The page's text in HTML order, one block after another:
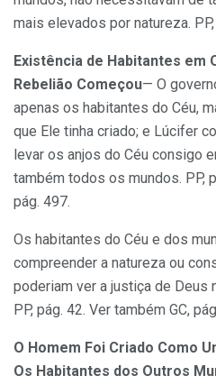
mais elevados por natureza. PP,
Existência de Habitantes em
Rebelião Começou— O
apenas os habitantes do Céu,
que Ele tinha criado; e Lúcifer
levar os anjos do Céu consigo
também todos os mundos. PP,
pág. 497.
Os habitantes do Céu e dos
compreender a natureza ou
poderiam ver a justiça de Deus
PP, pág. 42. Ver também GC,
O Homem Foi Criado Como
Os Habitantes dos Outros